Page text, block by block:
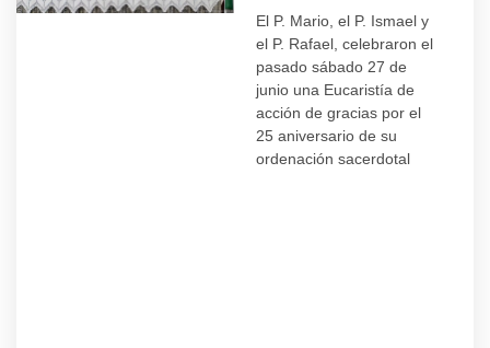
El P. Mario, el P. Ismael y
el P. Rafael, celebraron el
pasado sábado 27 de
junio una Eucaristía de
acción de gracias por el
25 aniversario de su
ordenación sacerdotal